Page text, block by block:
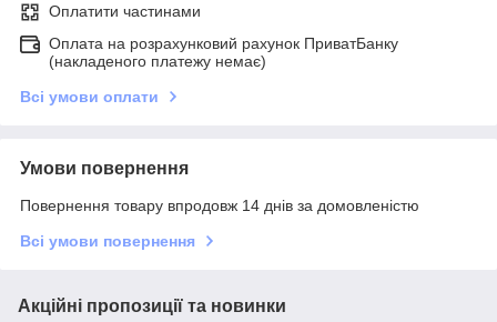
Оплатити частинами
Оплата на розрахунковий рахунок ПриватБанку
(накладеного платежу немає)
Всі умови оплати
Умови повернення
Повернення товару впродовж 14 днів за домовленістю
Всі умови повернення
Акційні пропозиції та новинки